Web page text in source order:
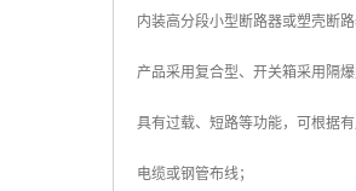
内装高分段小型断路器或塑壳断
产品采用复合型、开关箱采用隔
具有过载、短路等功能，可根据
电缆或钢管布线；